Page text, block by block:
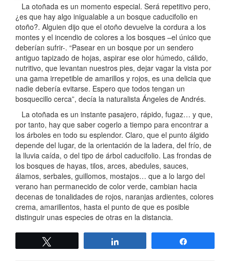
La otoñada es un momento especial. Será repetitivo pero,
¿es que hay algo inigualable a un bosque caducifolio en
otoño?. Alguien dijo que el otoño devuelve la cordura a los
montes y el incendio de colores a los bosques –el único que
deberían sufrir-. “Pasear en un bosque por un sendero
antiguo tapizado de hojas, aspirar ese olor húmedo, cálido,
nutritivo, que levantan nuestros pies, dejar vagar la vista por
una gama irrepetible de amarillos y rojos, es una delicia que
nadie debería evitarse. Espero que todos tengan un
bosquecillo cerca”, decía la naturalista Ángeles de Andrés.
La otoñada es un instante pasajero, rápido, fugaz… y que,
por tanto, hay que saber cogerlo a tiempo para encontrar a
los árboles en todo su esplendor. Claro, que el punto álgido
depende del lugar, de la orientación de la ladera, del frío, de
la lluvia caída, o del tipo de árbol caducifolio. Las frondas de
los bosques de hayas, tilos, arces, abedules, sauces,
álamos, serbales, guillomos, mostajos… que a lo largo del
verano han permanecido de color verde, cambian hacia
decenas de tonalidades de rojos, naranjas ardientes, colores
crema, amarillentos, hasta el punto de que es posible
distinguir unas especies de otras en la distancia.